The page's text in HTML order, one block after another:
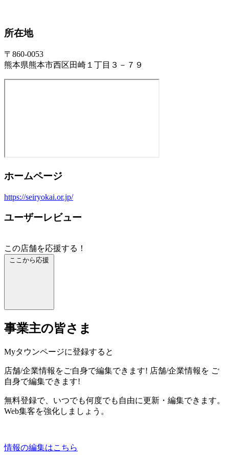
所在地
〒860-0053
熊本県熊本市西区田崎１丁目３－７９
ホームページ
https://seiryokai.or.jp/
ユーザーレビュー
この店舗を応援する！
ここから応援
事業主の皆さま
Myタウンページに登録すると
店舗/企業情報をご自身で編集できます! 店舗/企業情報を ご
自身で編集できます!
無料登録で、いつでも何度でも自由に更新・編集できます。
Web集客を強化しましょう。
情報の編集はこちら